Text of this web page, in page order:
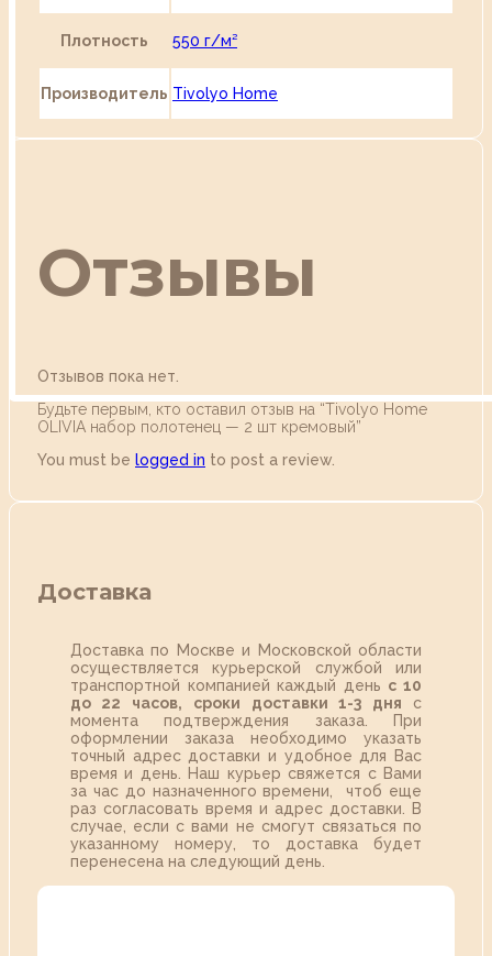
Плотность 550 г/м²
Производитель Tivolyo Home
Отзывы
Отзывов пока нет.
Будьте первым, кто оставил отзыв на “Tivolyo Home
OLIVIA набор полотенец — 2 шт кремовый”
You must be logged in to post a review.
Доставка
Доставка по Москве и Московской области
осуществляется курьерской службой или
транспортной компанией каждый день с 10
до 22 часов,
сроки доставки 1-3 дня с
момента подтверждения заказа. При
оформлении заказа необходимо указать
точный адрес доставки и удобное для Вас
время и день. Наш курьер свяжется с Вами
за час до назначенного времени, чтоб еще
раз согласовать время и адрес доставки. В
случае, если с вами не смогут связаться по
указанному номеру, то доставка будет
перенесена на следующий день.